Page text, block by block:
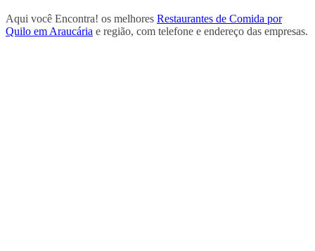
Aqui você Encontra! os melhores Restaurantes de Comida por
Quilo em Araucária e região, com telefone e endereço das empresas.